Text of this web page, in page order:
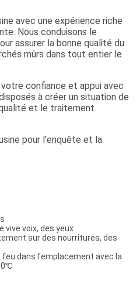
avec une expérience riche
Nous conduisons le
assurer la bonne qualité du
mûrs dans tout entier le
confiance et appui avec
à créer un situation de
et le traitement
pour l'enquête et la
vive voix, des yeux
sur des nourritures, des
feu dans l'emplacement avec la